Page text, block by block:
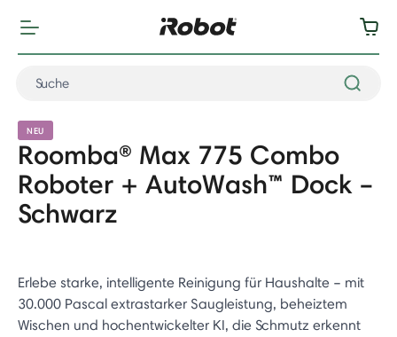
NEU
Roomba® Max 775 Combo
Roboter + AutoWash™ Dock –
Schwarz
Erlebe starke, intelligente Reinigung für Haushalte – mit
30.000 Pascal extrastarker Saugleistung, beheiztem
Wischen und hochentwickelter KI, die Schmutz erkennt